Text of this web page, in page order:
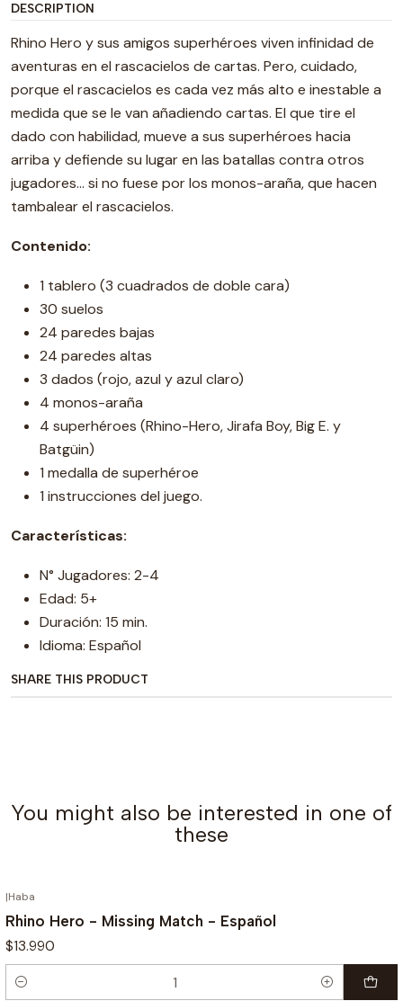
DESCRIPTION
Rhino Hero y sus amigos superhéroes viven infinidad de
aventuras en el rascacielos de cartas. Pero, cuidado,
porque el rascacielos es cada vez más alto e inestable a
medida que se le van añadiendo cartas. El que tire el
dado con habilidad, mueve a sus superhéroes hacia
arriba y defiende su lugar en las batallas contra otros
jugadores… si no fuese por los monos-araña, que hacen
tambalear el rascacielos.
Contenido:
1 tablero (3 cuadrados de doble cara)
30 suelos
24 paredes bajas
24 paredes altas
3 dados (rojo, azul y azul claro)
4 monos-araña
4 superhéroes (Rhino-Hero, Jirafa Boy, Big E. y
Batgüin)
1 medalla de superhéroe
1 instrucciones del juego.
Características:
N° Jugadores: 2-4
Edad: 5+
Duración: 15 min.
Idioma: Español
SHARE THIS PRODUCT
You might also be interested in one of
these
|Haba
Rhino Hero - Missing Match - Español
$13.990
Quantity